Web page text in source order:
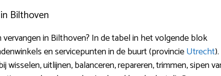
Bilthoven
in Bilthoven? In de tabel in het volgende blok
en servicepunten in de buurt (provincieUtrecht
wisselen, uitlijnen, balanceren, repareren, trimmen, sipen